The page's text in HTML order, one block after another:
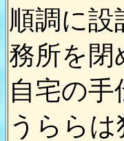
順調に
務所を閉
自宅の
うらら